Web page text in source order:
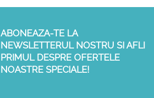
ABONEAZA-TE LA
NEWSLETTERUL NOSTRU SI AFLI
PRIMUL DESPRE OFERTELE
NOASTRE SPECIALE!